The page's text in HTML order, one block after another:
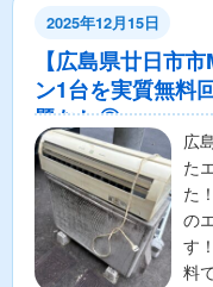
2025年12月15日
【広島県廿日市
ン1台を実質無料
題なし◎
広
た
た
の
す
料